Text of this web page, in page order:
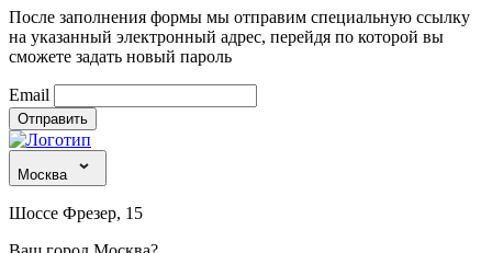
После заполнения формы мы отправим специальную ссылку
на указанный электронный адрес, перейдя по которой вы
сможете задать новый пароль
Email
Отправить
Москва
Шоссе Фрезер, 15